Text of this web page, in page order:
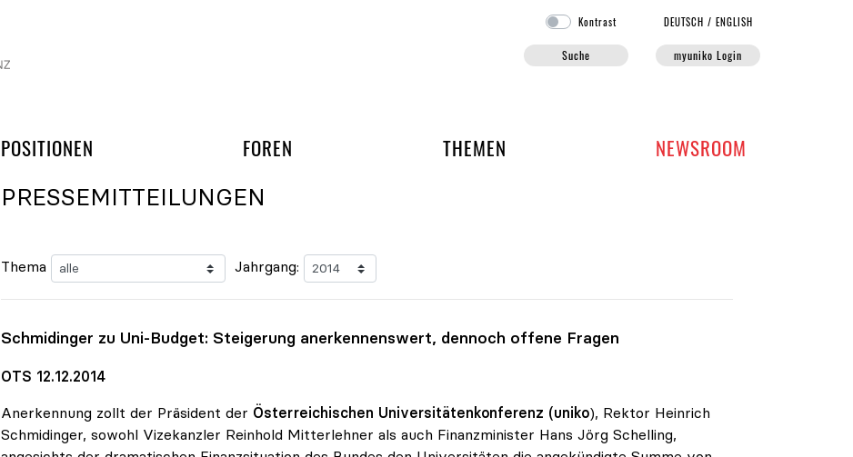
Kontrast DEUTSCH /ENGLISH
Suche myuniko Login
POSITIONEN FOREN UND ARBEITSGRUPPEN DER UNIKO
THEMEN NEWSROOM
PRESSEMITTEILUNGEN
Thema Jahrgang:
Schmidinger zu Uni-Budget: Steigerung anerkennenswert, dennoch offene Fragen
OTS 12.12.2014
Anerkennung zollt der Präsident der Österreichischen Universitätenkonferenz (uniko), Rektor Heinrich
Schmidinger, sowohl Vizekanzler Reinhold Mitterlehner als auch Finanzminister Hans Jörg Schelling,